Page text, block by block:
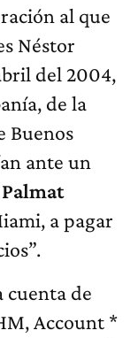
al que
Néstor
del 2004,
de la
Buenos
ante un
Palmat
a pagar
cuenta de
Account *